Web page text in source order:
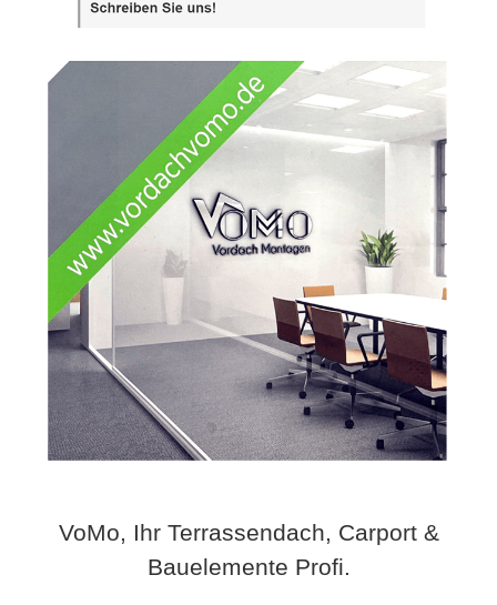
VoMo, Ihr Terrassendach, Carport &
Bauelemente Profi.